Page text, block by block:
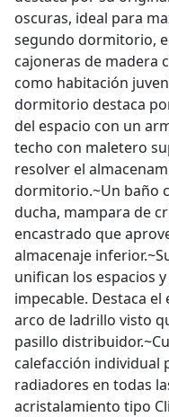
oscuras, ideal para
segundo dormitorio,
cajoneras de madera
como habitación
dormitorio destaca
del espacio con un
techo con maletero
resolver el
dormitorio.~Un baño
ducha, mampara de
encastrado que
almacenaje
unifican los espacios
impecable. Destaca
arco de ladrillo visto
pasillo
calefacción individual
radiadores en todas
acristalamiento tipo